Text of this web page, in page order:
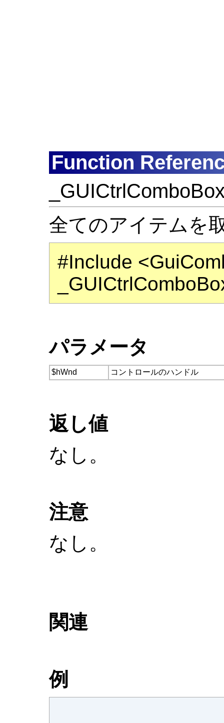
Function
全てのアイテムを
#Include
パラメータ
$hWnd コントロールのハンドル
返し値
なし。
注意
なし。
関連
例